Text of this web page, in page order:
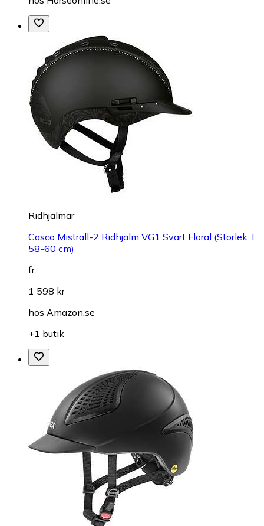
Ridhjälmar
Casco Mistrall-2 Ridhjälm VG1 Svart Floral (Storlek: L
58-60 cm)
fr.
1 598 kr
hos Amazon.se
+1 butik